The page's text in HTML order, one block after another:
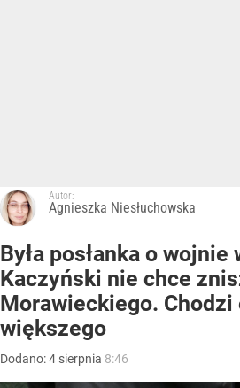
Autor:
Agnieszka Niesłuchowska
Była posłanka o wojnie
Kaczyński nie chce
Morawieckiego. Chodzi
większego
Dodano:4 sierpnia 8:46